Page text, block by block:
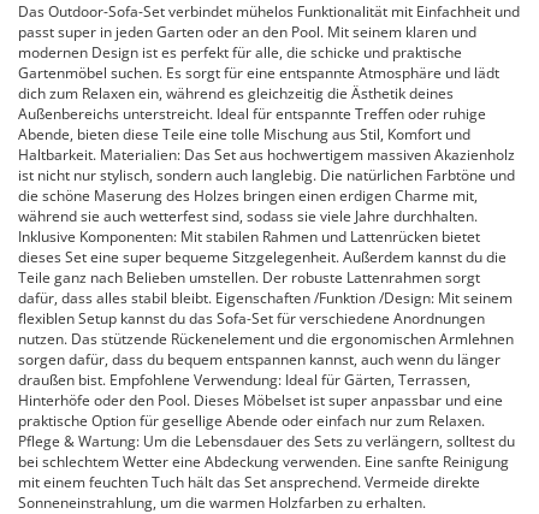
Das Outdoor-Sofa-Set verbindet mühelos Funktionalität mit Einfachheit und
passt super in jeden Garten oder an den Pool. Mit seinem klaren und
modernen Design ist es perfekt für alle, die schicke und praktische
Gartenmöbel suchen. Es sorgt für eine entspannte Atmosphäre und lädt
dich zum Relaxen ein, während es gleichzeitig die Ästhetik deines
Außenbereichs unterstreicht. Ideal für entspannte Treffen oder ruhige
Abende, bieten diese Teile eine tolle Mischung aus Stil, Komfort und
Haltbarkeit. Materialien: Das Set aus hochwertigem massiven Akazienholz
ist nicht nur stylisch, sondern auch langlebig. Die natürlichen Farbtöne und
die schöne Maserung des Holzes bringen einen erdigen Charme mit,
während sie auch wetterfest sind, sodass sie viele Jahre durchhalten.
Inklusive Komponenten: Mit stabilen Rahmen und Lattenrücken bietet
dieses Set eine super bequeme Sitzgelegenheit. Außerdem kannst du die
Teile ganz nach Belieben umstellen. Der robuste Lattenrahmen sorgt
dafür, dass alles stabil bleibt. Eigenschaften /Funktion /Design: Mit seinem
flexiblen Setup kannst du das Sofa-Set für verschiedene Anordnungen
nutzen. Das stützende Rückenelement und die ergonomischen Armlehnen
sorgen dafür, dass du bequem entspannen kannst, auch wenn du länger
draußen bist. Empfohlene Verwendung: Ideal für Gärten, Terrassen,
Hinterhöfe oder den Pool. Dieses Möbelset ist super anpassbar und eine
praktische Option für gesellige Abende oder einfach nur zum Relaxen.
Pflege & Wartung: Um die Lebensdauer des Sets zu verlängern, solltest du
bei schlechtem Wetter eine Abdeckung verwenden. Eine sanfte Reinigung
mit einem feuchten Tuch hält das Set ansprechend. Vermeide direkte
Sonneneinstrahlung, um die warmen Holzfarben zu erhalten.